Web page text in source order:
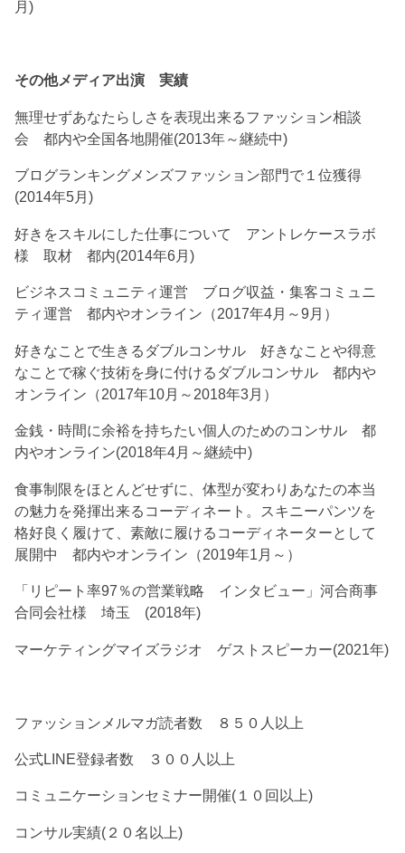
月)
その他メディア出演 実績
無理せずあなたらしさを表現出来るファッション相談
会 都内や全国各地開催(2013年～継続中)
ブログランキングメンズファッション部門で１位獲得
(2014年5月)
好きをスキルにした仕事について アントレケースラボ
様 取材 都内(2014年6月)
ビジネスコミュニティ運営 ブログ収益・集客コミュニ
ティ運営 都内やオンライン（2017年4月～9月）
好きなことで生きるダブルコンサル 好きなことや得意
なことで稼ぐ技術を身に付けるダブルコンサル 都内や
オンライン（2017年10月～2018年3月）
金銭・時間に余裕を持ちたい個人のためのコンサル 都
内やオンライン(2018年4月～継続中)
食事制限をほとんどせずに、体型が変わりあなたの本当
の魅力を発揮出来るコーディネート。スキニーパンツを
格好良く履けて、素敵に履けるコーディネーターとして
展開中 都内やオンライン（2019年1月～）
「リピート率97％の営業戦略 インタビュー」河合商事
合同会社様 埼玉 (2018年)
マーケティングマイズラジオ ゲストスピーカー(2021年)
ファッションメルマガ読者数 ８５０人以上
公式LINE登録者数 ３００人以上
コミュニケーションセミナー開催(１０回以上)
コンサル実績(２０名以上)